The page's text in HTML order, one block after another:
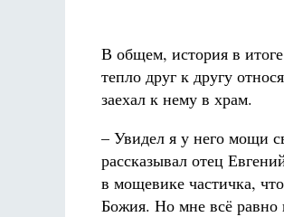
В общем, история в
тепло друг к другу
заехал к нему в храм.
– Увидел я у него мощи
рассказывал отец
в мощевике частичка,
Божия. Но мне всё равно